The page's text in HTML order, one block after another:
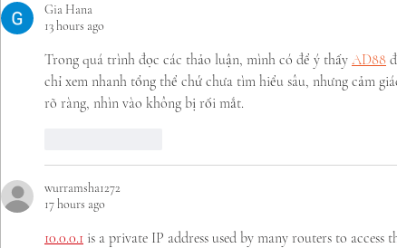
Gia Hana
13 hours ago
Trong quá trình đọc các thảo luận, mình có để ý thấy AD88
chỉ xem nhanh tổng thể chứ chưa tìm hiểu sâu, nhưng cảm
rõ ràng, nhìn vào không bị rối mắt.
wurramsha1272
17 hours ago
10.0.0.1 is a private IP address used by many routers to